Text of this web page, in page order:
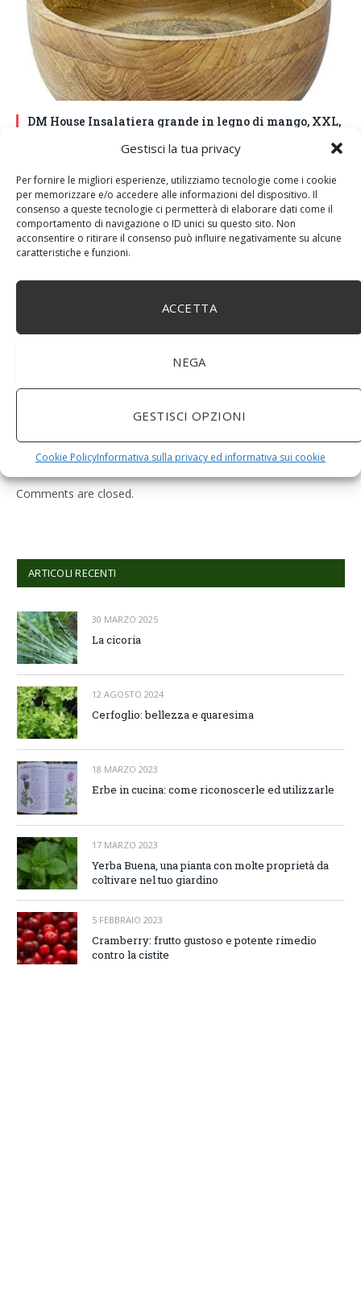
Gestisci la tua privacy
Per fornire le migliori esperienze, utilizziamo tecnologie come i cookie
per memorizzare e/o accedere alle informazioni del dispositivo. Il
consenso a queste tecnologie ci permetterà di elaborare dati come il
comportamento di navigazione o ID unici su questo sito. Non
acconsentire o ritirare il consenso può influire negativamente su alcune
caratteristiche e funzioni.
ACCETTA
NEGA
GESTISCI OPZIONI
Cookie PolicyInformativa sulla privacy ed informativa sui cookie
DM House Insalatiera grande in legno di mango, XXL,
senza vernice artificiale. Fatto a mano, stile e design
BuoQua Estrattore di Succo Manuale per Le Erbe di
Grano Spremiagrumi in Acciaio Inox A Mano Erba di
Grano Spremi Frutta Verdura Estrattore di Succo
Professionale
Comments are closed.
ARTICOLI RECENTI
30 MARZO 2025
La cicoria
12 AGOSTO 2024
Cerfoglio: bellezza e quaresima
18 MARZO 2023
Erbe in cucina: come riconoscerle ed utilizzarle
17 MARZO 2023
Yerba Buena, una pianta con molte proprietà da
coltivare nel tuo giardino
5 FEBBRAIO 2023
Cramberry: frutto gustoso e potente rimedio
contro la cistite